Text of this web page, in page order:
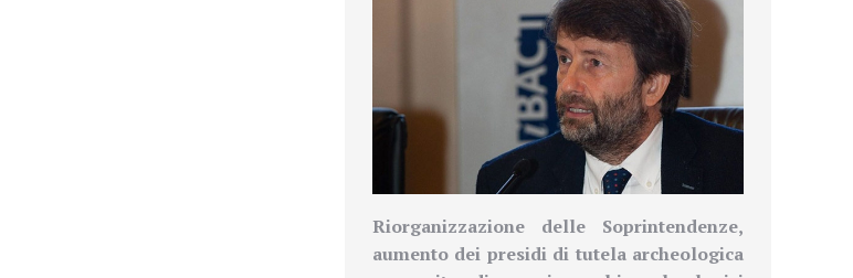
Riorganizzazione delle Soprintendenze,
aumento dei presidi di tutela archeologica